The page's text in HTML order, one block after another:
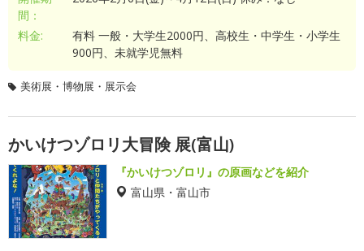
間：
料金:
有料 一般・大学生2000円、高校生・中学生・小学生
900円、未就学児無料
美術展・博物展・展示会
かいけつゾロリ大冒険 展(富山)
『かいけつゾロリ』の原画などを紹介
富山県・富山市